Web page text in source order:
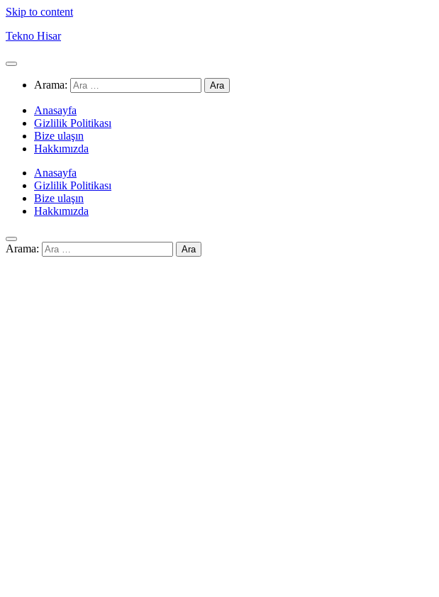
Skip to content
Tekno Hisar
Arama:
Anasayfa
Gizlilik Politikası
Bize ulaşın
Hakkımızda
Anasayfa
Gizlilik Politikası
Bize ulaşın
Hakkımızda
Arama: